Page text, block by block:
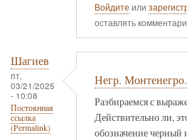
Войдите или
оставлять
Шагиев
пт,
03/21/2025
- 10:08
Постоянная
ссылка
(Permalink)
Негр. Монтенегро.
Разбираемся с
Действительно ли,
обозначение